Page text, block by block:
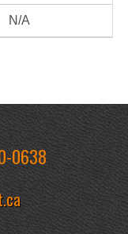
N/A
0638